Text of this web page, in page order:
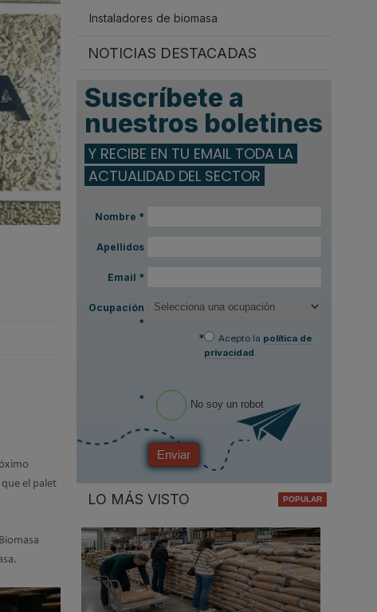
el palet
Instaladores de biomasa
NOTICIAS DESTACADAS
Suscríbete a
nuestros boletines
Y RECIBE EN TU EMAIL TODA LA
ACTUALIDAD DEL SECTOR
Nombre *
Apellidos
Email *
Ocupación
*
*
Acepto la política de
privacidad.
* No soy un robot
Enviar
LO MÁS VISTO